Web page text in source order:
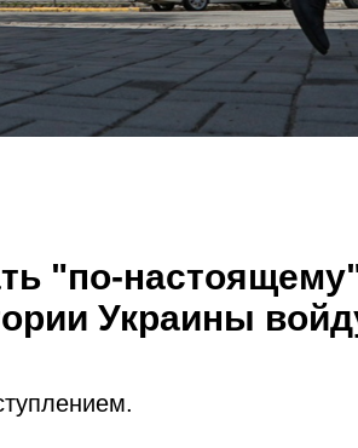
"по-
Украины